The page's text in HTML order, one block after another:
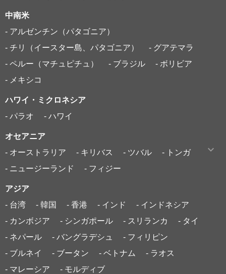
中南米
- アルゼンチン（パタゴニア）
- チリ（イースター島、パタゴニア）
- グアテマラ
- ペルー（マチュピチュ）
- ブラジル
- ボリビア
- メキシコ
ハワイ・ミクロネシア
- パラオ
- ハワイ
オセアニア
- オーストラリア
- キリバス - ツバル
- トンガ
- ニュージーランド
- フィジー
アジア
- 台湾
- 韓国 - 香港 - インド
- インドネシア
- カンボジア
- シンガポール - スリランカ
- タイ
- ネパール
- バングラデシュ
- フィリピン
- ブルネイ
- ブータン - ベトナム
- ラオス
- マレーシア
- モルディブ